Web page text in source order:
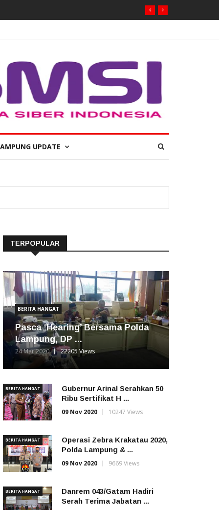
UPDATE
TERPOPULAR
BERITA HANGAT
Pasca ‘Hearing’ Bersama Polda
Lampung, DP ...
24 Mar 2020 22205 Views
BERITA HANGAT
Gubernur Arinal Serahkan 50
Ribu Sertifikat H ...
09 Nov 2020
10247 Views
BERITA HANGAT
Operasi Zebra Krakatau 2020,
Polda Lampung & ...
09 Nov 2020
9669 Views
BERITA HANGAT
Danrem 043/Gatam Hadiri
Serah Terima Jabatan ...